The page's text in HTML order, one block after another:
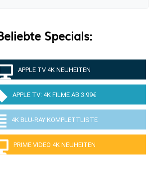
Specials:
APPLE TV 4K NEUHEITEN
APPLE TV: 4K FILME AB 3.99€
4K BLU-RAY KOMPLETTLISTE
PRIME VIDEO 4K NEUHEITEN